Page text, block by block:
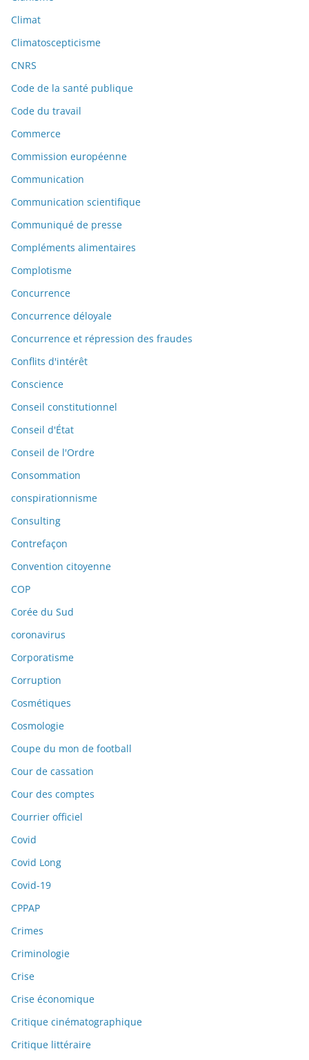
Climat
Climatoscepticisme
CNRS
Code de la santé publique
Code du travail
Commerce
Commission européenne
Communication
Communication scientifique
Communiqué de presse
Compléments alimentaires
Complotisme
Concurrence
Concurrence déloyale
Concurrence et répression des fraudes
Conflits d'intérêt
Conscience
Conseil constitutionnel
Conseil d'État
Conseil de l'Ordre
Consommation
conspirationnisme
Consulting
Contrefaçon
Convention citoyenne
COP
Corée du Sud
coronavirus
Corporatisme
Corruption
Cosmétiques
Cosmologie
Coupe du mon de football
Cour de cassation
Cour des comptes
Courrier officiel
Covid
Covid Long
Covid-19
CPPAP
Crimes
Criminologie
Crise
Crise économique
Critique cinématographique
Critique littéraire